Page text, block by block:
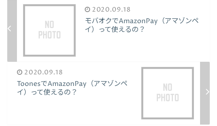
2020.09.18
モバオクでAmazonPay（アマゾンペ
イ）って使えるの？
2020.09.18
ToonesでAmazonPay（アマゾンペ
イ）って使えるの？